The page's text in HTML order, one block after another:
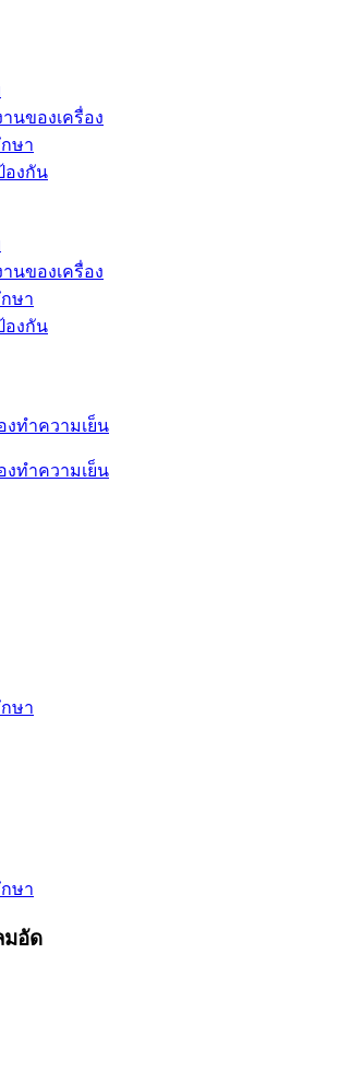
นของเครื่อง
ษา
องกัน
นของเครื่อง
ษา
องกัน
งทำความเย็น
งทำความเย็น
ษา
ษา
อัด